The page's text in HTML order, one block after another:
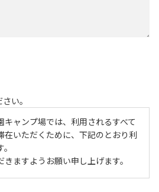
い。
ャンプ場では、利用されるすべて
在いただくために、下記のとおり利
ますようお願い申し上げます。